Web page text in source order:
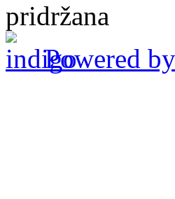
pridržana
Powered